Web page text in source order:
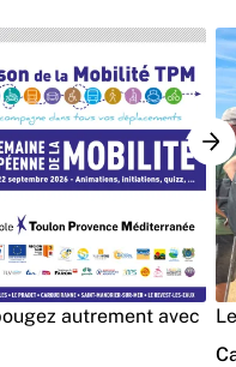
autrement avec